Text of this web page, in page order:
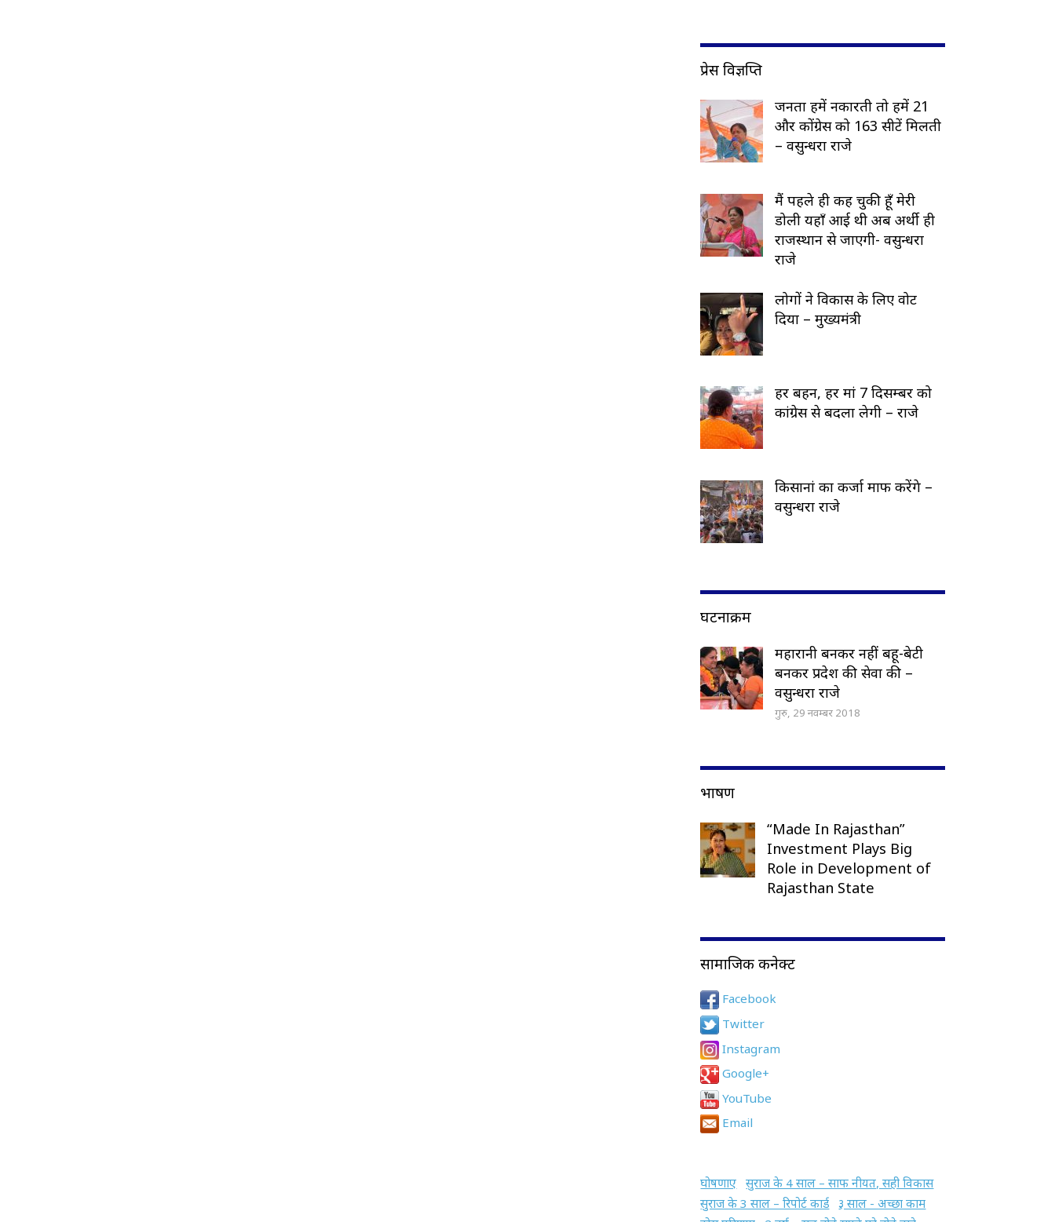
प्रेस विज्ञप्ति
जनता हमें नकारती तो हमें 21
और कोंग्रेस को 163 सीटें मिलती
– वसुन्धरा राजे
मैं पहले ही कह चुकी हूँ मेरी
डोली यहाँ आई थी अब अर्थी ही
राजस्थान से जाएगी- वसुन्धरा
राजे
लोगों ने विकास के लिए वोट
दिया – मुख्यमंत्री
हर बहन, हर मां 7 दिसम्बर को
कांग्रेस से बदला लेगी – राजे
किसानां का कर्जा माफ करेंगे –
वसुन्धरा राजे
घटनाक्रम
महारानी बनकर नहीं बहू-बेटी
बनकर प्रदेश की सेवा की –
वसुन्धरा राजे
गुरु, 29 नवम्बर 2018
भाषण
“Made In Rajasthan”
Investment Plays Big
Role in Development of
Rajasthan State
सामाजिक कनेक्ट
Facebook
Twitter
Instagram
Google+
YouTube
Email
घोषणाए
सुराज के 4 साल – साफ नीयत, सही विकास
सुराज के 3 साल – रिपोर्ट कार्ड
३ साल - अच्छा काम